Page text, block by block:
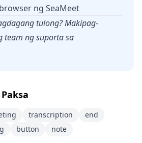
ng SeaMeet
tulong? Makipag-
team ng suporta sa
transcription
end
button note